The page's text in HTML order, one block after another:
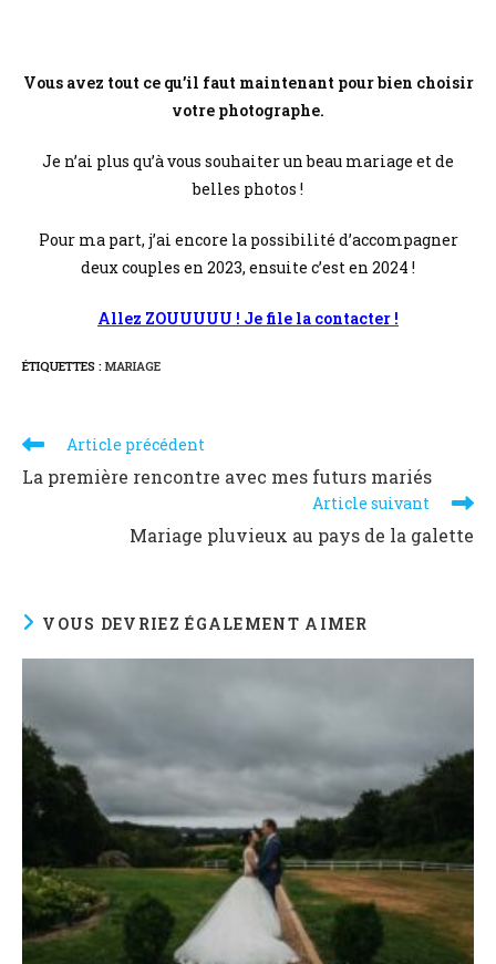
Vous avez tout ce qu’il faut maintenant pour bien choisir
votre photographe.
Je n’ai plus qu’à vous souhaiter un beau mariage et de
belles photos !
Pour ma part, j’ai encore la possibilité d’accompagner
deux couples en 2023, ensuite c’est en 2024 !
Allez ZOUUUUU ! Je file la contacter !
ÉTIQUETTES :MARIAGE
Article précédent
La première rencontre avec mes futurs mariés
Article suivant
Mariage pluvieux au pays de la galette
VOUS DEVRIEZ ÉGALEMENT AIMER